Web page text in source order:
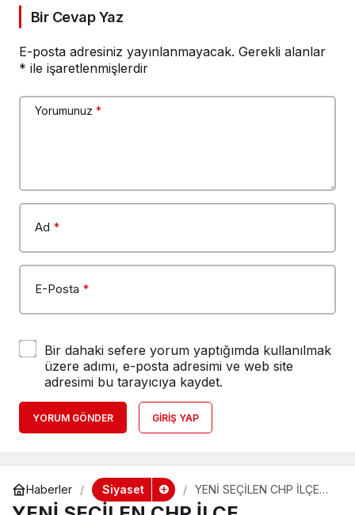
Bir Cevap Yaz
E-posta adresiniz yayınlanmayacak. Gerekli alanlar
* ile işaretlenmişlerdir
Yorumunuz *
Ad *
E-Posta *
Bir dahaki sefere yorum yaptığımda kullanılmak
üzere adımı, e-posta adresimi ve web site
adresimi bu tarayıcıya kaydet.
YORUM GÖNDER GIRIŞ YAP
Haberler Siyaset
YENİ SEÇİLEN CHP İLÇE
ÖRGÜTÜN’DEN BAŞKAN